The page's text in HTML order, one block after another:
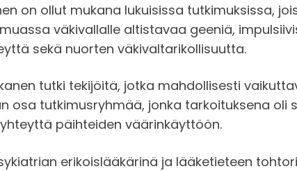
on ollut mukana lukuisissa tutkimuksissa,
väkivallalle altistavaa geeniä,
sekä nuorten väkivaltarikollisuutta.
tutki tekijöitä, jotka mahdollisesti
osa tutkimusryhmää, jonka tarkoituksena
päihteiden väärinkäyttöön.
erikoislääkärinä ja lääketieteen